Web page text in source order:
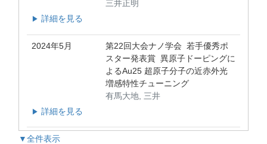
三井正明
▶ 詳細を見る
2024年5月
第22回大会ナノ学会 若手優秀ポ
スター発表賞 異原子ドーピングに
よるAu25 超原子分子の近赤外光
増感特性チューニング
有馬大地, 三井
▶ 詳細を見る
▼全件表示